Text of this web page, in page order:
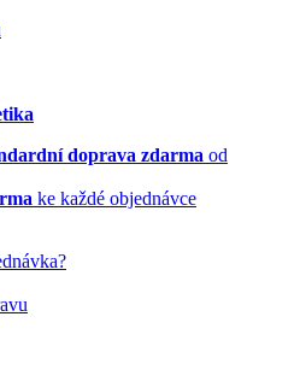
doprava zdarma od
ke každé objednávce